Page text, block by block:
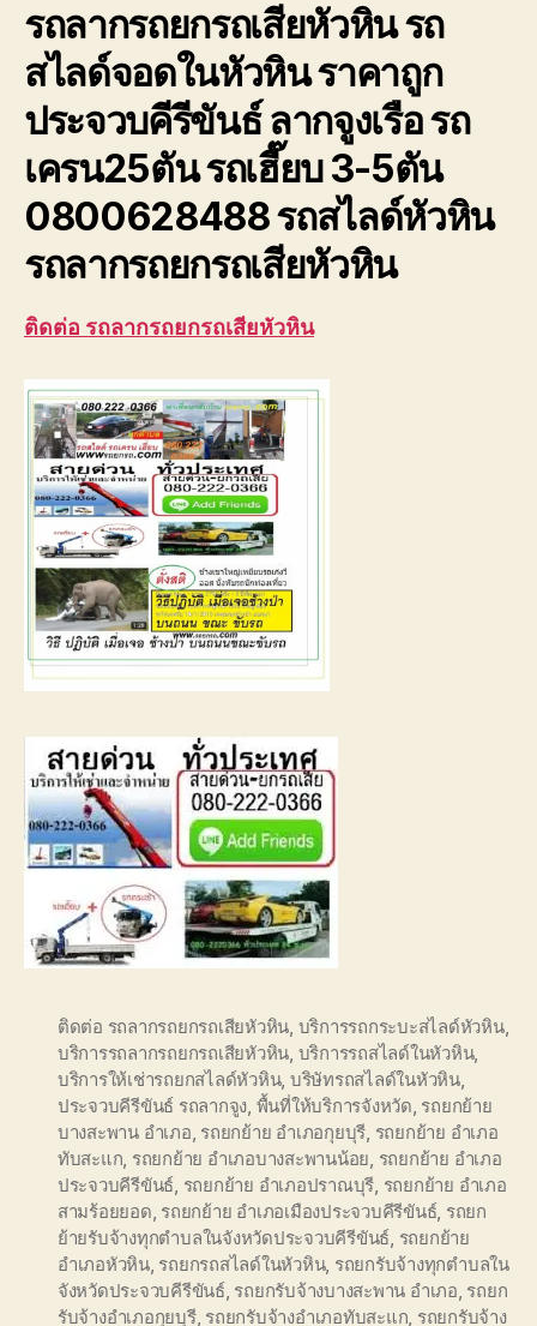
รถลากรถยกรถเสียหัวหิน รถ
สไลด์จอดในหัวหิน ราคาถูก
ประจวบคีรีขันธ์ ลากจูงเรือ รถ
เครน25ตัน รถเฮี๊ยบ 3-5ตัน
0800628488 รถสไลด์หัวหิน
รถลากรถยกรถเสียหัวหิน
ติดต่อ รถลากรถยกรถเสียหัวหิน
ติดต่อ รถลากรถยกรถเสียหัวหิน, บริการรถกระบะสไลด์หัวหิน,
บริการรถลากรถยกรถเสียหัวหิน, บริการรถสไลด์ในหัวหิน,
บริการให้เช่ารถยกสไลด์หัวหิน, บริษัทรถสไลด์ในหัวหิน,
ประจวบคีรีขันธ์ รถลากจูง, พื้นที่ให้บริการจังหวัด, รถยกย้าย
บางสะพาน อำเภอ, รถยกย้าย อำเภอกุยบุรี, รถยกย้าย อำเภอ
ทับสะแก, รถยกย้าย อำเภอบางสะพานน้อย, รถยกย้าย อำเภอ
ประจวบคีรีขันธ์, รถยกย้าย อำเภอปราณบุรี, รถยกย้าย อำเภอ
สามร้อยยอด, รถยกย้าย อำเภอเมืองประจวบคีรีขันธ์, รถยก
ย้ายรับจ้างทุกตำบลในจังหวัดประจวบคีรีขันธ์, รถยกย้าย
อำเภอหัวหิน, รถยกรถสไลด์ในหัวหิน, รถยกรับจ้างทุกตำบลใน
จังหวัดประจวบคีรีขันธ์, รถยกรับจ้างบางสะพาน อำเภอ, รถยก
รับจ้างอำเภอกุยบุรี, รถยกรับจ้างอำเภอทับสะแก, รถยกรับจ้าง